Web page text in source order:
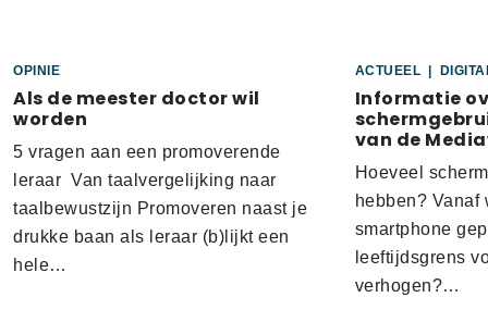
OPINIE
Als de meester doctor wil
worden
5 vragen aan een promoverende
leraar Van taalvergelijking naar
taalbewustzijn Promoveren naast je
drukke baan als leraar (b)lijkt een
hele…
ACTUEEL
Informatie
van de
Hoeveel
hebben?
smartphone
leeftijdsgrens
verhogen?…